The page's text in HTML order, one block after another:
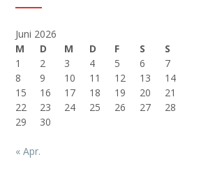
Juni 2026
M
D M D F S
S
1
2 3 4 5 6
7
8
9 10 11 12 13
14
15
16 17 18 19 20
21
22
23 24 25 26 27
28
29
30
« Apr.